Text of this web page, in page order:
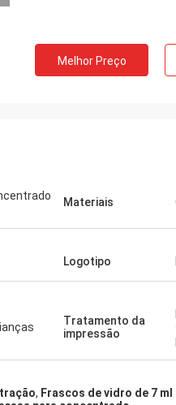
Melhor Preço
Materiais
Logotipo
Tratamento da
impressão
, Frascos de vidro de 7